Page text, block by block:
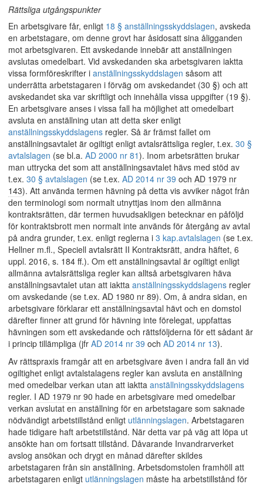
Rättsliga utgångspunkter
En arbetsgivare får, enligt 18 § anställningsskyddslagen, avskeda
en arbetstagare, om denne grovt har åsidosatt sina åligganden
mot arbetsgivaren. Ett avskedande innebär att anställningen
avslutas omedelbart. Vid avskedanden ska arbetsgivaren iaktta
vissa formföreskrifter i anställningsskyddslagen såsom att
underrätta arbetstagaren i förväg om avskedandet (30 §) och att
avskedandet ska var skriftligt och innehålla vissa uppgifter (19 §).
En arbetsgivare anses i vissa fall ha möjlighet att omedelbart
avsluta en anställning utan att detta sker enligt
anställningsskyddslagens regler. Så är främst fallet om
anställningsavtalet är ogiltigt enligt avtalsrättsliga regler, t.ex. 30 §
avtalslagen (se bl.a. AD 2000 nr 81). Inom arbetsrätten brukar
man uttrycka det som att anställningsavtalet hävs med stöd av
t.ex. 30 § avtalslagen (se t.ex. AD 2014 nr 39 och AD 1979 nr
143). Att använda termen hävning på detta vis avviker något från
den terminologi som normalt utnyttjas inom den allmänna
kontraktsrätten, där termen huvudsakligen betecknar en påföljd
för kontraktsbrott men normalt inte används för återgång av avtal
på andra grunder, t.ex. enligt reglerna i 3 kap.avtalslagen (se t.ex.
Hellner m.fl., Speciell avtalsrätt II Kontraktsrätt, andra häftet, 6
uppl. 2016, s. 184 ff.). Om ett anställningsavtal är ogiltigt enligt
allmänna avtalsrättsliga regler kan alltså arbetsgivaren häva
anställningsavtalet utan att iaktta anställningsskyddslagens regler
om avskedande (se t.ex. AD 1980 nr 89). Om, å andra sidan, en
arbetsgivare förklarar ett anställningsavtal hävt och en domstol
därefter finner att grund för hävning inte förelegat, uppfattas
hävningen som ett avskedande och rättsföljderna för ett sådant är
i princip tillämpliga (jfr AD 2014 nr 39 och AD 2014 nr 13).
Av rättspraxis framgår att en arbetsgivare även i andra fall än vid
ogiltighet enligt avtalstalagens regler kan avsluta en anställning
med omedelbar verkan utan att iaktta anställningsskyddslagens
regler. I AD 1979 nr 90 hade en arbetsgivare med omedelbar
verkan avslutat en anställning för en arbetstagare som saknade
nödvändigt arbetstillstånd enligt utlänningslagen. Arbetstagaren
hade tidigare haft arbetstillstånd. När detta var på väg att löpa ut
ansökte han om fortsatt tillstånd. Dåvarande Invandrarverket
avslog ansökan och drygt en månad därefter skildes
arbetstagaren från sin anställning. Arbetsdomstolen framhöll att
arbetstagaren enligt utlänningslagen måste ha arbetstillstånd för